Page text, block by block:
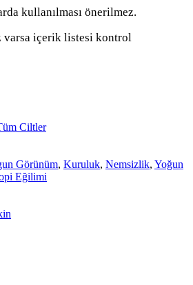
kullanılması önerilmez.
içerik listesi kontrol
Ciltler
Görünüm, Kuruluk, Nemsizlik, Yoğun
Eğilimi